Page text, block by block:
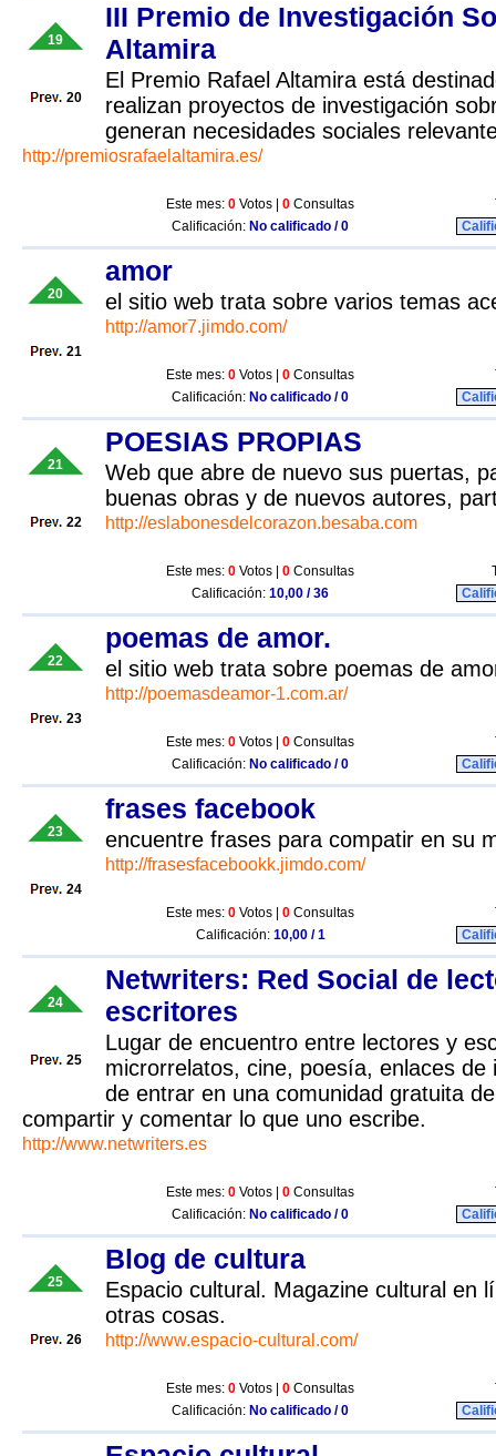
19
20
III Premio de Investigación
Altamira
El Premio Rafael Altamira está
realizan proyectos de investigación
generan necesidades sociales
http://premiosrafaelaltamira.es/
Este mes: 0 Votos | 0 Consultas
Calificación: No calificado / 0
20
21
amor
el sitio web trata sobre varios temas
http://amor7.jimdo.com/
Este mes: 0 Votos | 0 Consultas
Calificación: No calificado / 0
21
22
POESIAS PROPIAS
Web que abre de nuevo sus puertas,
buenas obras y de nuevos autores,
http://eslabonesdelcorazon.besaba.com
Este mes: 0 Votos | 0 Consultas
Calificación: 10,00 / 36
22
23
poemas de amor.
el sitio web trata sobre poemas de
http://poemasdeamor-1.com.ar/
Este mes: 0 Votos | 0 Consultas
Calificación: No calificado / 0
23
24
frases facebook
encuentre frases para compatir en su
http://frasesfacebookk.jimdo.com/
Este mes: 0 Votos | 0 Consultas
Calificación: 10,00 / 1
24
25
Netwriters: Red Social de
escritores
Lugar de encuentro entre lectores y
microrrelatos, cine, poesía, enlaces de
de entrar en una comunidad gratuita
compartir y comentar lo que uno escribe.
http://www.netwriters.es
Este mes: 0 Votos | 0 Consultas
Calificación: No calificado / 0
25
26
Blog de cultura
Espacio cultural. Magazine cultural en
otras cosas.
http://www.espacio-cultural.com/
Este mes: 0 Votos | 0 Consultas
Calificación: No calificado / 0